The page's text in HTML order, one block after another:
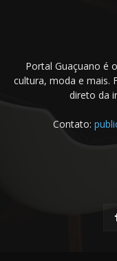
Portal Guaçuano é
cultura, moda e mais.
direto da
Contato: